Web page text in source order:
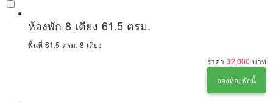
ห้องพัก 8 เตียง 61.5 ตรม.
พื้นที่ 61.5 ตรม. 8 เตียง
ราคา 32,000 บาท
จองห้องพักนี้